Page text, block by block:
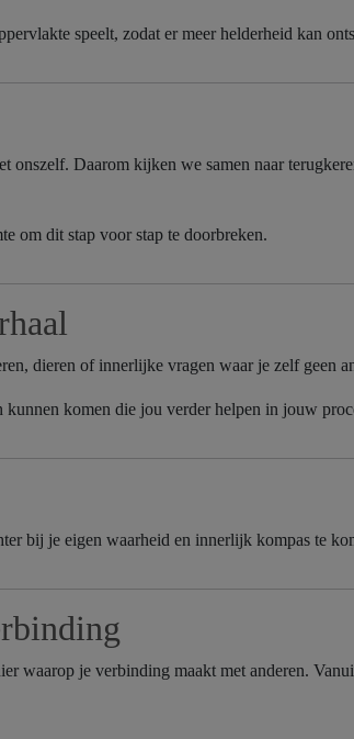
speelt, zodat er meer helderheid kan
onszelf. Daarom kijken we samen naar
om dit stap voor stap te doorbreken.
dieren of innerlijke vragen waar je zelf geen
komen die jou verder helpen in jouw
bij je eigen waarheid en innerlijk kompas te
waarop je verbinding maakt met anderen.